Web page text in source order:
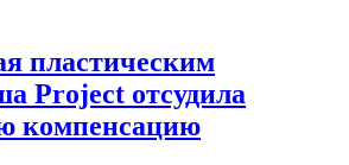
пластическим
Project отсудила
компенсацию